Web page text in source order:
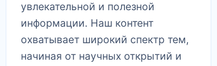
увлекательной и полезной
информации. Наш контент
охватывает широкий спектр тем,
начиная от научных открытий и